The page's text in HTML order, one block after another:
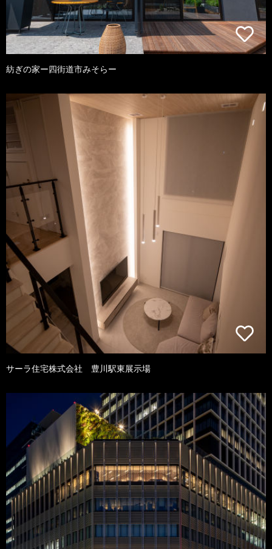
紡ぎの家ー四街道市みそらー
サーラ住宅株式会社 豊川駅東展示場